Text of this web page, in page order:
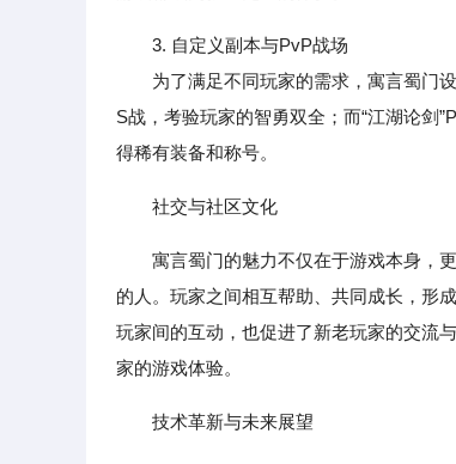
3. 自定义副本与PvP战场
为了满足不同玩家的需求，寓言蜀门设
S战，考验玩家的智勇双全；而“江湖论剑
得稀有装备和称号。
社交与社区文化
寓言蜀门的魅力不仅在于游戏本身，
的人。玩家之间相互帮助、共同成长，形
玩家间的互动，也促进了新老玩家的交流
家的游戏体验。
技术革新与未来展望